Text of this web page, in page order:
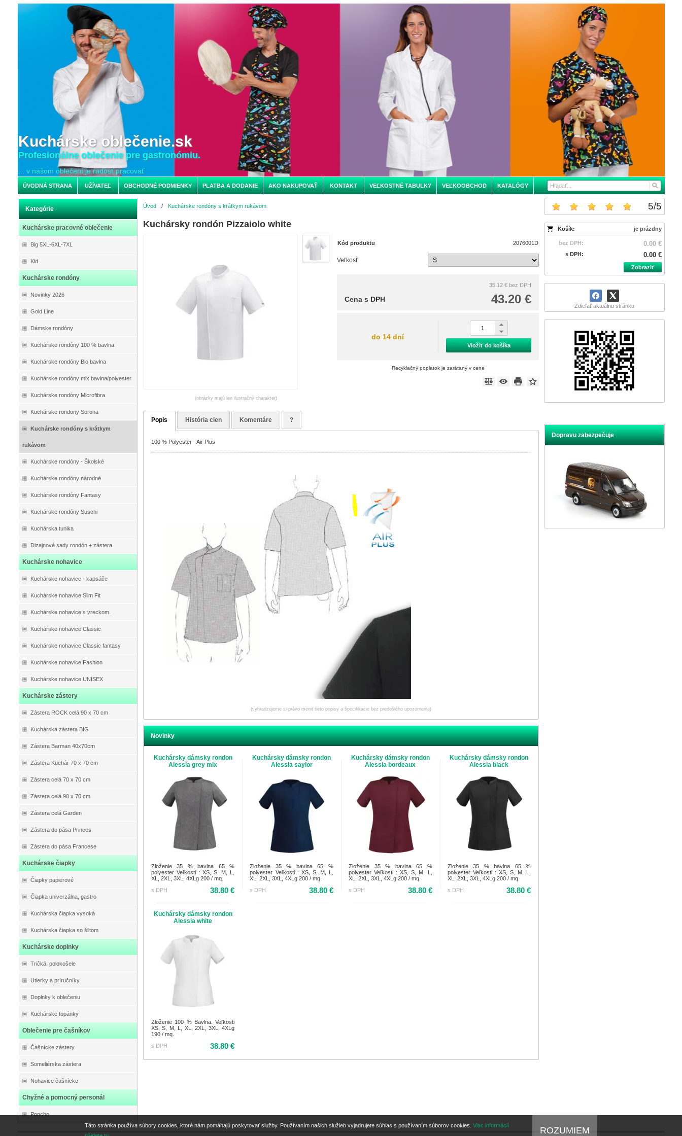
Kuchárske oblečenie.sk
Profesionálne oblečenie pre gastronómiu.
... v našom oblečení je radosť pracovať
ÚVODNÁ STRANA UŽÍVATEĽ OBCHODNÉ PODMIENKY PLATBA A DODANIE AKO NAKUPOVAŤ KONTAKT VEĽKOSTNÉ TABULKY VEĽKOOBCHOD KATALÓGY
Kategórie
Kuchárske pracovné oblečenie
Big 5XL-6XL-7XL
Kid
Kuchárske rondóny
Novinky 2026
Gold Line
Dámske rondóny
Kuchárske rondóny 100 % bavlna
Kuchárske rondóny Bio bavlna
Kuchárske rondóny mix bavlna/polyester
Kuchárske rondóny Microfibra
Kuchárske rondony Sorona
Kuchárske rondóny s krátkym
rukávom
Kuchárske rondóny - Školské
Kuchárske rondóny národné
Kuchárske rondóny Fantasy
Kuchárske rondóny Suschi
Kuchárska tunika
Dizajnové sady rondón + zástera
Kuchárske nohavice
Kuchárske nohavice - kapsáče
Kuchárske nohavice Slim Fit
Kuchárske nohavice s vreckom.
Kuchárske nohavice Classic
Kuchárske nohavice Classic fantasy
Kuchárske nohavice Fashion
Kuchárske nohavice UNISEX
Kuchárske zástery
Zástera ROCK celá 90 x 70 cm
Kuchárska zástera BIG
Zástera Barman 40x70cm
Zástera Kuchár 70 x 70 cm
Zástera celá 70 x 70 cm
Zástera celá 90 x 70 cm
Zástera celá Garden
Zástera do pása Princes
Zástera do pása Francese
Kuchárske čiapky
Čiapky papierové
Čiapka univerzálna, gastro
Kuchárska čiapka vysoká
Kuchárska čiapka so šiltom
Kuchárske doplnky
Tričká, polokošele
Utierky a príručníky
Doplnky k oblečeniu
Kuchárske topánky
Oblečenie pre čašníkov
Čašnícke zástery
Someliérska zástera
Nohavice čašnícke
Chyžné a pomocný personál
Poncho
5/5
Košík: je prázdny
bez DPH: 0.00 €
s DPH: 0.00 €
Zobraziť
Zdieľať aktuálnu stránku
Dopravu zabezpečuje
Úvod / Kuchárske rondóny s krátkym rukávom
Kuchársky rondón Pizzaiolo white
(obrázky majú len ilustračný charakter)
Kód produktu 2076001D
Veľkosť
35.12 € bez DPH
43.20 €
Cena s DPH
do 14 dní
Vložiť do košíka
Recyklačný poplatok je zarátaný v cene
Popis História cien Komentáre ?
100 % Polyester - Air Plus
(vyhradzujeme si právo meniť tieto popisy a špecifikácie bez predošlého upozornenia)
Novinky
Kuchársky dámsky rondon
Alessia grey mix
Zloženie 35 % bavlna 65 %
polyester Veľkosti : XS, S, M, L,
XL, 2XL, 3XL, 4XLg 200 / mq.
s DPH
38.80 €
Kuchársky dámsky rondon
Alessia saylor
Zloženie 35 % bavlna 65 %
polyester Veľkosti : XS, S, M, L,
XL, 2XL, 3XL, 4XLg 200 / mq.
s DPH
38.80 €
Kuchársky dámsky rondon
Alessia bordeaux
Zloženie 35 % bavlna 65 %
polyester Veľkosti : XS, S, M, L,
XL, 2XL, 3XL, 4XLg 200 / mq.
s DPH
38.80 €
Kuchársky dámsky rondon
Alessia black
Zloženie 35 % bavlna 65 %
polyester Veľkosti : XS, S, M, L,
XL, 2XL, 3XL, 4XLg 200 / mq.
s DPH
38.80 €
Kuchársky dámsky rondon
Alessia white
Zloženie 100 % Bavlna. Veľkosti
XS, S, M, L, XL, 2XL, 3XL, 4XLg
190 / mq.
s DPH
38.80 €
Táto stránka používa súbory cookies, ktoré nám pomáhajú poskytovať služby. Používaním našich služieb vyjadrujete súhlas s používaním súborov cookies. Viac informácií
ROZUMIEM